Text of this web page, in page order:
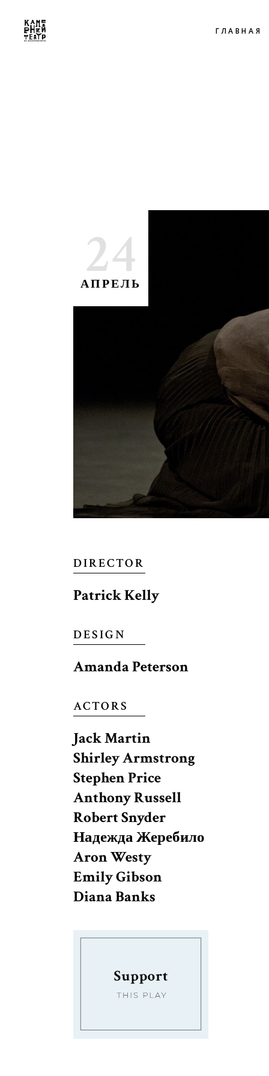
ГЛАВНАЯ
24
АПРЕЛЬ
DIRECTOR
Patrick Kelly
DESIGN
Amanda Peterson
ACTORS
Jack Martin
Shirley Armstrong
Stephen Price
Anthony Russell
Robert Snyder
Надежда Жеребило
Aron Westy
Emily Gibson
Diana Banks